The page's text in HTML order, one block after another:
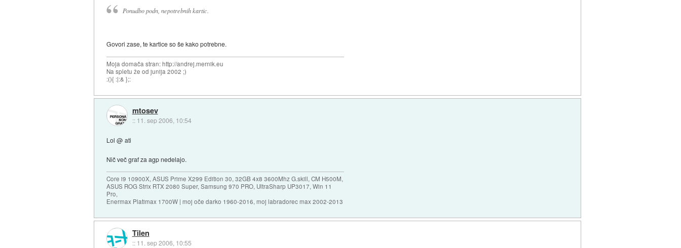
Ponudbo podn, nepotrebnih kartic.
Govori zase, te kartice so še kako potrebne.
Moja domača stran: http://andrej.mernik.eu
Na spletu že od junija 2002 ;)
:(){ :|:& };:
mtosev
:: 11. sep 2006, 10:54
Lol @ ati
Nič več graf za agp nedelajo.
Core i9 10900X, ASUS Prime X299 Edition 30, 32GB 4x8 3600Mhz G.skill, CM H500M,
ASUS ROG Strix RTX 2080 Super, Samsung 970 PRO, UltraSharp UP3017, Win 11
Pro,
Enermax Platimax 1700W | moj oče darko 1960-2016, moj labradorec max 2002-2013
Tilen
:: 11. sep 2006, 10:55